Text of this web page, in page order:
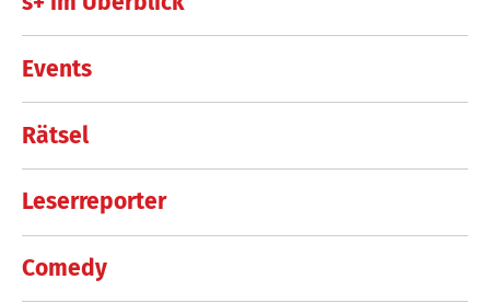
Events
Rätsel
Leserreporter
Comedy